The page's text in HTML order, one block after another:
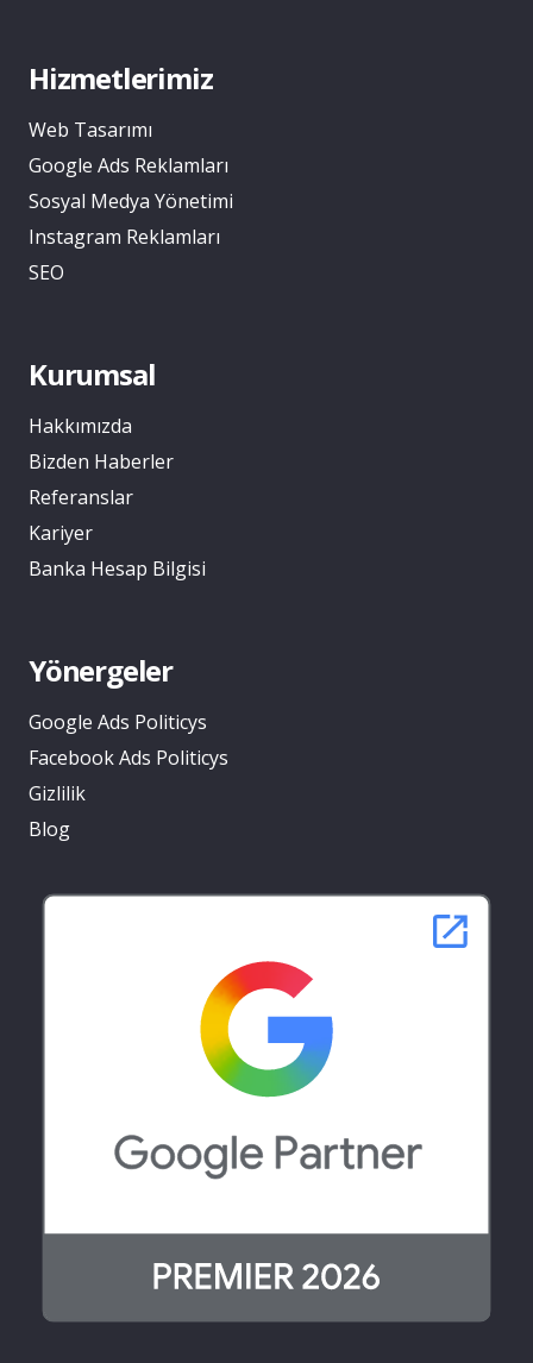
Hizmetlerimiz
Web Tasarımı
Google Ads Reklamları
Sosyal Medya Yönetimi
Instagram Reklamları
SEO
Kurumsal
Hakkımızda
Bizden Haberler
Referanslar
Kariyer
Banka Hesap Bilgisi
Yönergeler
Google Ads Politicys
Facebook Ads Politicys
Gizlilik
Blog